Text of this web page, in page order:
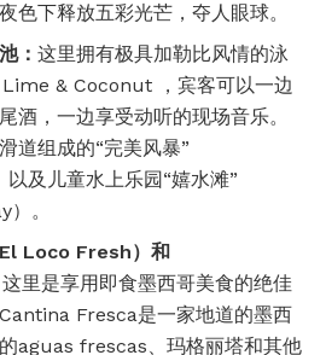
色下释放五彩光芒，夺人眼球。
：这里拥有极具加勒比风情的泳
& Coconut ，宾客可以一边
酒，一边享受动听的现场音乐。
道组成的“完美风暴”
及儿童水上乐园“嬉水滩”
。
El Loco Fresh）和
这里是享用即食墨西哥美食的绝佳
Fresca是一家地道的墨西
aguas frescas、玛格丽塔和其他